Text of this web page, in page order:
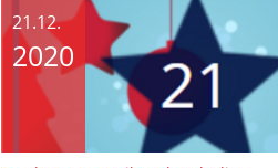
21.12.
2020